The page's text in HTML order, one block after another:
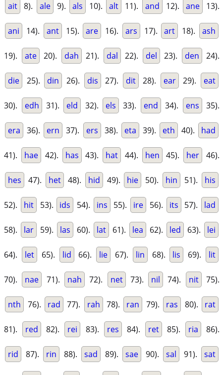
ait 8). ale 9). als 10). alt 11). and 12). ane 13).
ani 14). ant 15). are 16). ars 17). art 18). ash
19). ate 20). dah 21). dal 22). del 23). den 24).
die 25). din 26). dis 27). dit 28). ear 29). eat
30). edh 31). eld 32). els 33). end 34). ens 35).
era 36). ern 37). ers 38). eta 39). eth 40). had
41). hae 42). has 43). hat 44). hen 45). her 46).
hes 47). het 48). hid 49). hie 50). hin 51). his
52). hit 53). ids 54). ins 55). ire 56). its 57). lad
58). lar 59). las 60). lat 61). lea 62). led 63). lei
64). let 65). lid 66). lie 67). lin 68). lis 69). lit
70). nae 71). nah 72). net 73). nil 74). nit 75).
nth 76). rad 77). rah 78). ran 79). ras 80). rat
81). red 82). rei 83). res 84). ret 85). ria 86).
rid 87). rin 88). sad 89). sae 90). sal 91). sat